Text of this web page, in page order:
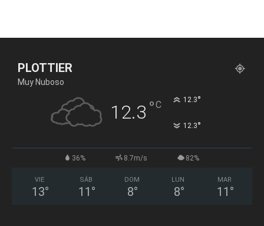
PLOTTIER
Muy Nuboso
12.3 °C 12.3°
12.3°
36% 8.7m/s 82%
VIE
13°
SÁB
11 °
DOM
8°
LUN
8°
MAR
11 °